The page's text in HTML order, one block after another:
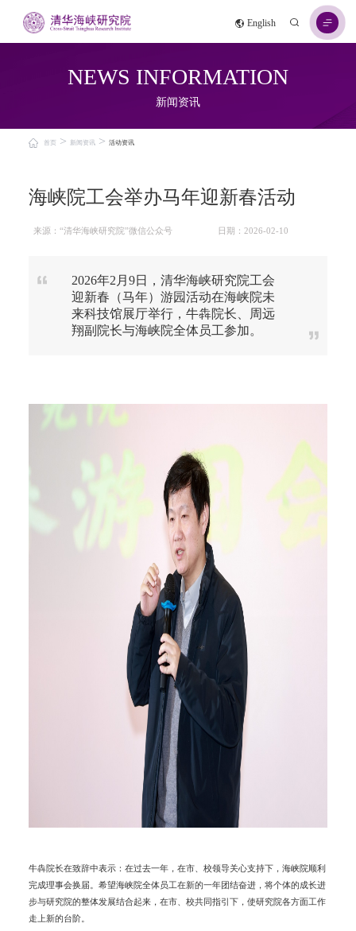
English
NEWS INFORMATION
新闻资讯
首页 > 新闻资讯> 活动资讯
海峡院工会举办马年迎新春活动
来源：“清华海峡研究院”微信公众号 日期：2026-02-10
2026年2月9日，清华海峡研究院工会
迎新春（马年）游园活动在海峡院未
来科技馆展厅举行，牛犇院长、周远
翔副院长与海峡院全体员工参加。
牛犇院长在致辞中表示：在过去一年，在市、校领导关心支持下，海峡院顺利
完成理事会换届。希望海峡院全体员工在新的一年团结奋进，将个体的成长进
步与研究院的整体发展结合起来，在市、校共同指引下，使研究院各方面工作
走上新的台阶。